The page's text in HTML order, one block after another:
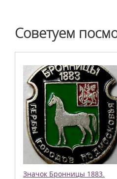
Советуем
Значок Бронницы 1883.